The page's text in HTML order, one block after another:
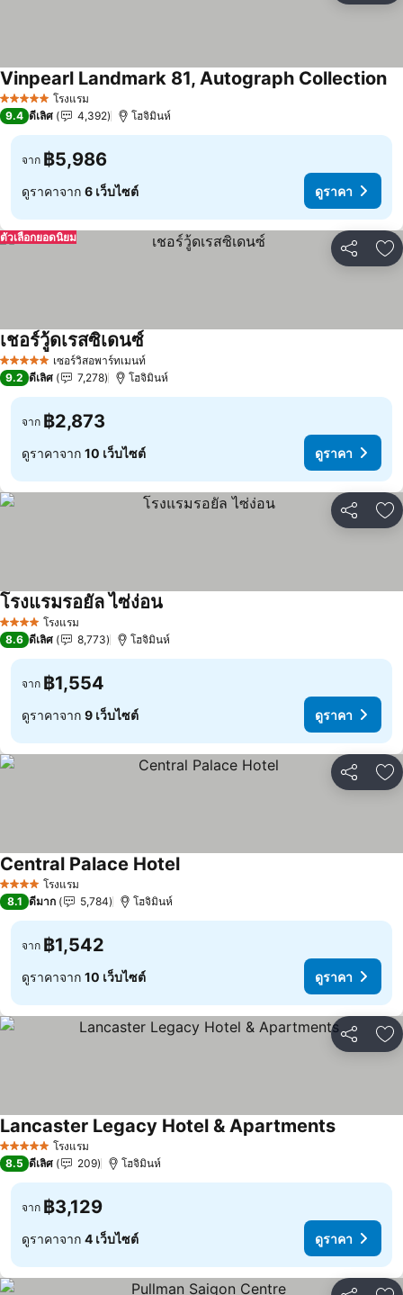
5 ดาว โรงแรม
Vinpearl Landmark 81, Autograph Collectionดู
9.4 ดีเลิศ 4,392 โฮจิมินห์
จาก ฿5,986
ดูราคาจาก 6 เว็บไซต์ ดูราคา
แชร์ เ
ตัวเลือกยอดนิยม
5 ดาว เซอร์วิสอพาร์ทเมนท์
เชอร์วู้ดเรสซิเดนซ์ดูราคา
9.2 ดีเลิศ 7,278 โฮจิมินห์
จาก ฿2,873
ดูราคาจาก 10 เว็บไซต์ ดูราคา
แชร์ เ
4 ดาว โรงแรม
โรงแรมรอยัล ไซ่ง่อนดูราคา
8.6 ดีเลิศ 8,773 โฮจิมินห์
จาก ฿1,554
ดูราคาจาก 9 เว็บไซต์ ดูราคา
แชร์ เ
4 ดาว โรงแรม
Central Palace Hotelดูราคา
8.1 ดีมาก 5,784 โฮจิมินห์
จาก ฿1,542
ดูราคาจาก 10 เว็บไซต์ ดูราคา
แชร์ เ
5 ดาว โรงแรม
Lancaster Legacy Hotel & Apartmentsดูราคา
8.5 ดีเลิศ 209 โฮจิมินห์
จาก ฿3,129
ดูราคาจาก 4 เว็บไซต์ ดูราคา